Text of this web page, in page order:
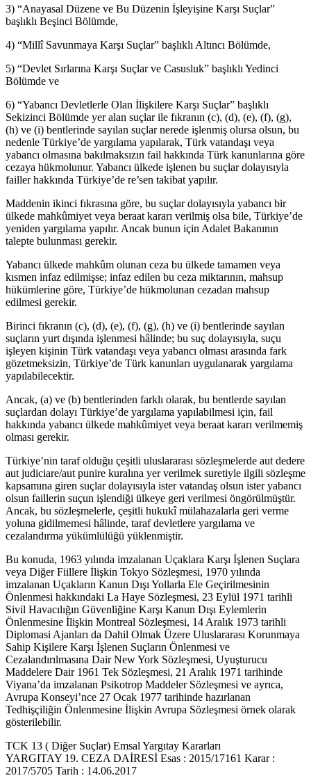
3) “Anayasal Düzene ve Bu Düzenin İşleyişine Karşı Suçlar”
başlıklı Beşinci Bölümde,
4) “Millî Savunmaya Karşı Suçlar” başlıklı Altıncı Bölümde,
5) “Devlet Sırlarına Karşı Suçlar ve Casusluk” başlıklı Yedinci
Bölümde ve
6) “Yabancı Devletlerle Olan İlişkilere Karşı Suçlar” başlıklı
Sekizinci Bölümde yer alan suçlar ile fıkranın (c), (d), (e), (f), (g),
(h) ve (i) bentlerinde sayılan suçlar nerede işlenmiş olursa olsun, bu
nedenle Türkiye’de yargılama yapılarak, Türk vatandaşı veya
yabancı olmasına bakılmaksızın fail hakkında Türk kanunlarına göre
cezaya hükmolunur. Yabancı ülkede işlenen bu suçlar dolayısıyla
failler hakkında Türkiye’de re’sen takibat yapılır.
Maddenin ikinci fıkrasına göre, bu suçlar dolayısıyla yabancı bir
ülkede mahkûmiyet veya beraat kararı verilmiş olsa bile, Türkiye’de
yeniden yargılama yapılır. Ancak bunun için Adalet Bakanının
talepte bulunması gerekir.
Yabancı ülkede mahkûm olunan ceza bu ülkede tamamen veya
kısmen infaz edilmişse; infaz edilen bu ceza miktarının, mahsup
hükümlerine göre, Türkiye’de hükmolunan cezadan mahsup
edilmesi gerekir.
Birinci fıkranın (c), (d), (e), (f), (g), (h) ve (i) bentlerinde sayılan
suçların yurt dışında işlenmesi hâlinde; bu suç dolayısıyla, suçu
işleyen kişinin Türk vatandaşı veya yabancı olması arasında fark
gözetmeksizin, Türkiye’de Türk kanunları uygulanarak yargılama
yapılabilecektir.
Ancak, (a) ve (b) bentlerinden farklı olarak, bu bentlerde sayılan
suçlardan dolayı Türkiye’de yargılama yapılabilmesi için, fail
hakkında yabancı ülkede mahkûmiyet veya beraat kararı verilmemiş
olması gerekir.
Türkiye’nin taraf olduğu çeşitli uluslararası sözleşmelerde aut dedere
aut judiciare/aut punire kuralına yer verilmek suretiyle ilgili sözleşme
kapsamına giren suçlar dolayısıyla ister vatandaş olsun ister yabancı
olsun faillerin suçun işlendiği ülkeye geri verilmesi öngörülmüştür.
Ancak, bu sözleşmelerle, çeşitli hukukî mülahazalarla geri verme
yoluna gidilmemesi hâlinde, taraf devletlere yargılama ve
cezalandırma yükümlülüğü yüklenmiştir.
Bu konuda, 1963 yılında imzalanan Uçaklara Karşı İşlenen Suçlara
veya Diğer Fiillere İlişkin Tokyo Sözleşmesi, 1970 yılında
imzalanan Uçakların Kanun Dışı Yollarla Ele Geçirilmesinin
Önlenmesi hakkındaki La Haye Sözleşmesi, 23 Eylül 1971 tarihli
Sivil Havacılığın Güvenliğine Karşı Kanun Dışı Eylemlerin
Önlenmesine İlişkin Montreal Sözleşmesi, 14 Aralık 1973 tarihli
Diplomasi Ajanları da Dahil Olmak Üzere Uluslararası Korunmaya
Sahip Kişilere Karşı İşlenen Suçların Önlenmesi ve
Cezalandırılmasına Dair New York Sözleşmesi, Uyuşturucu
Maddelere Dair 1961 Tek Sözleşmesi, 21 Aralık 1971 tarihinde
Viyana’da imzalanan Psikotrop Maddeler Sözleşmesi ve ayrıca,
Avrupa Konseyi’nce 27 Ocak 1977 tarihinde hazırlanan
Tedhişçiliğin Önlenmesine İlişkin Avrupa Sözleşmesi örnek olarak
gösterilebilir.
TCK 13 ( Diğer Suçlar) Emsal Yargıtay Kararları
YARGITAY 19. CEZA DAİRESİ Esas : 2015/17161 Karar :
2017/5705 Tarih : 14.06.2017